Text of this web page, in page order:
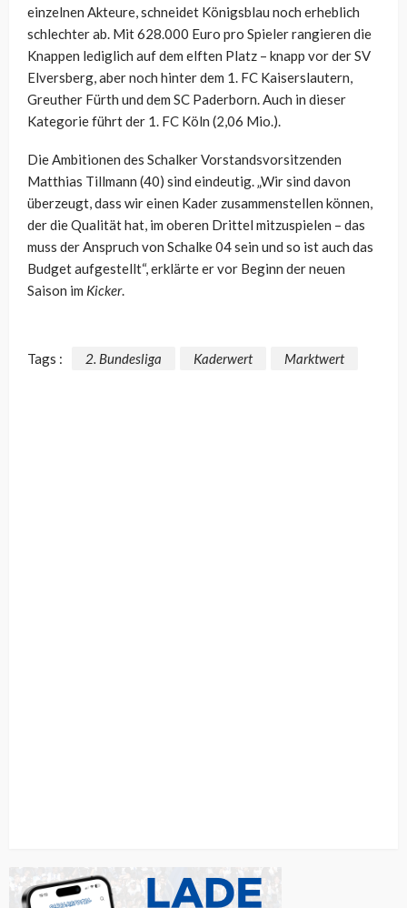
einzelnen Akteure, schneidet Königsblau noch erheblich
schlechter ab. Mit 628.000 Euro pro Spieler rangieren die
Knappen lediglich auf dem elften Platz – knapp vor der SV
Elversberg, aber noch hinter dem 1. FC Kaiserslautern,
Greuther Fürth und dem SC Paderborn. Auch in dieser
Kategorie führt der 1. FC Köln (2,06 Mio.).
Die Ambitionen des Schalker Vorstandsvorsitzenden
Matthias Tillmann (40) sind eindeutig. „Wir sind davon
überzeugt, dass wir einen Kader zusammenstellen können,
der die Qualität hat, im oberen Drittel mitzuspielen – das
muss der Anspruch von Schalke 04 sein und so ist auch das
Budget aufgestellt“, erklärte er vor Beginn der neuen
Saison im Kicker.
Tags : 2. Bundesliga Kaderwert Marktwert